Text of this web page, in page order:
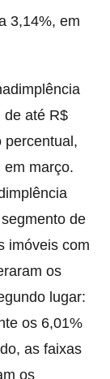
3,14%, em
de até R$
percentual,
em março.
de
imóveis com
os
lugar:
os 6,01%
as faixas
os